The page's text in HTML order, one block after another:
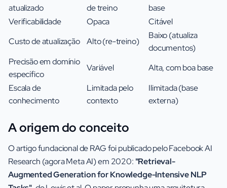
atualizado
de treino
base
Verificabilidade
Opaca
Citável
Custo de atualização
Alto (re-treino)
Baixo (atualiza
documentos)
Precisão em domínio
específico
Variável
Alta, com boa base
Escala de
conhecimento
Limitada pelo
contexto
Ilimitada (base
externa)
A origem do conceito
O artigo fundacional de RAG foi publicado pelo Facebook AI
Research (agora Meta AI) em 2020: "Retrieval-
Augmented Generation for Knowledge-Intensive NLP